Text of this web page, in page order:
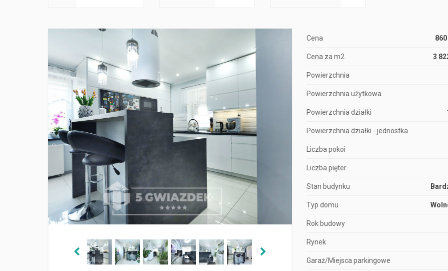
Cena
Cena za m2 3
Powierzchnia
Powierzchnia użytkowa
Powierzchnia działki
Powierzchnia działki - jednostka
Liczba pokoi
Liczba pięter
Stan budynku
Typ domu
Rok budowy
Rynek
Garaż/Miejsca parkingowe